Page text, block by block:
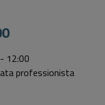
12:00
professionista